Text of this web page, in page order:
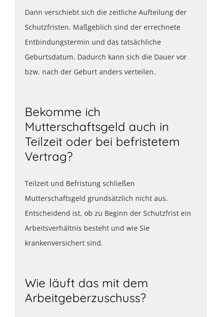
Dann verschiebt sich die zeitliche Aufteilung der
Schutzfristen. Maßgeblich sind der errechnete
Entbindungstermin und das tatsächliche
Geburtsdatum. Dadurch kann sich die Dauer vor
bzw. nach der Geburt anders verteilen.
Bekomme ich
Mutterschaftsgeld auch in
Teilzeit oder bei befristetem
Vertrag?
Teilzeit und Befristung schließen
Mutterschaftsgeld grundsätzlich nicht aus.
Entscheidend ist, ob zu Beginn der Schutzfrist ein
Arbeitsverhältnis besteht und wie Sie
krankenversichert sind.
Wie läuft das mit dem
Arbeitgeberzuschuss?